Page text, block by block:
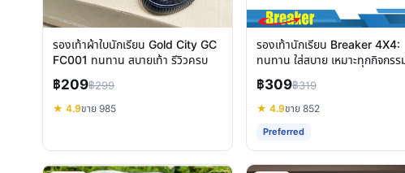
รองเท้าผ้าใบนักเรียน Gold City GC
FC001 ทนทาน สบายเท้า รีวิวครบ
฿209฿299
★ 4.9ขาย 985
รองเท้านักเรียน Breaker 4X4:
ทนทาน ใส่สบาย เหมาะทุกกิจกรร
เลือกสีที่ใช่เลย
฿309฿319
★ 4.9ขาย 852
Preferred